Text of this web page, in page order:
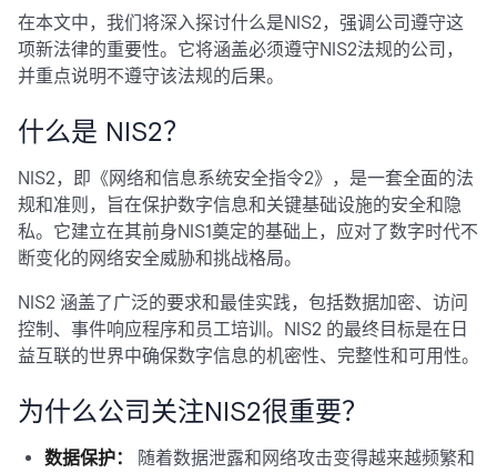
在本文中，我们将深入探讨什么是NIS2，强调公司遵守这
项新法律的重要性。它将涵盖必须遵守NIS2法规的公司，
并重点说明不遵守该法规的后果。
什么是 NIS2？
NIS2，即《网络和信息系统安全指令2》，是一套全面的法
规和准则，旨在保护数字信息和关键基础设施的安全和隐
私。它建立在其前身NIS1奠定的基础上，应对了数字时代不
断变化的网络安全威胁和挑战格局。
NIS2 涵盖了广泛的要求和最佳实践，包括数据加密、访问
控制、事件响应程序和员工培训。NIS2 的最终目标是在日
益互联的世界中确保数字信息的机密性、完整性和可用性。
为什么公司关注NIS2很重要？
数据保护：
随着数据泄露和网络攻击变得越来越频繁和